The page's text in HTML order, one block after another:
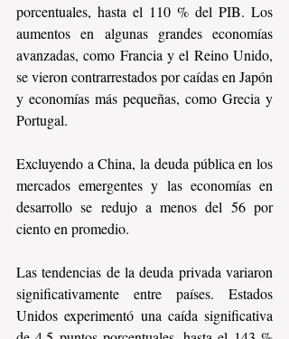
porcentuales, hasta el 110 % del PIB. Los
aumentos en algunas grandes economías
avanzadas, como Francia y el Reino Unido,
se vieron contrarrestados por caídas en Japón
y economías más pequeñas, como Grecia y
Portugal.
Excluyendo a China, la deuda pública en los
mercados emergentes y las economías en
desarrollo se redujo a menos del 56 por
ciento en promedio.
Las tendencias de la deuda privada variaron
significativamente entre países. Estados
Unidos experimentó una caída significativa